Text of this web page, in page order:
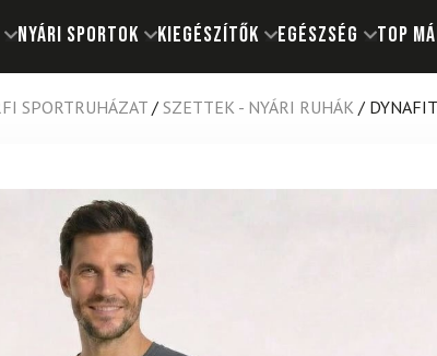
NYÁRI SPORTOK KIEGÉSZÍTŐK EGÉSZSÉG Top
SPORTRUHÁZAT / SZETTEK - NYÁRI RUHÁK /